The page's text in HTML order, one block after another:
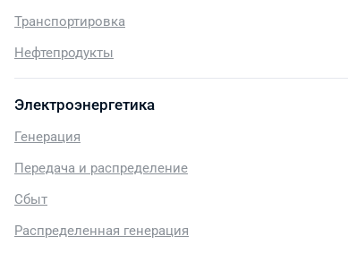
Транспортировка
Нефтепродукты
Электроэнергетика
Генерация
Передача и распределение
Сбыт
Распределенная генерация